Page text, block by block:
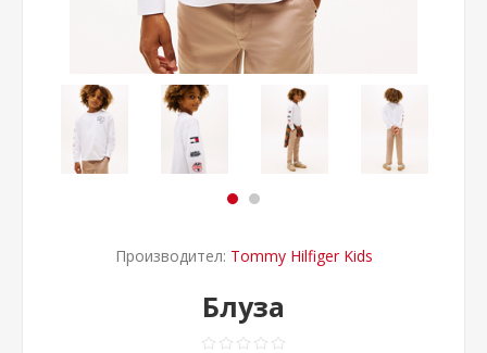
Производител: Tommy Hilfiger Kids
Блуза